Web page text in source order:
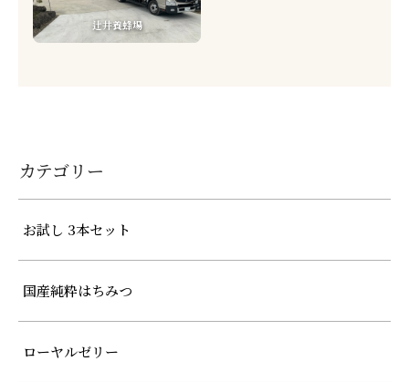
辻井養蜂場
カテゴリー
お試し 3本セット
国産純粋はちみつ
ローヤルゼリー